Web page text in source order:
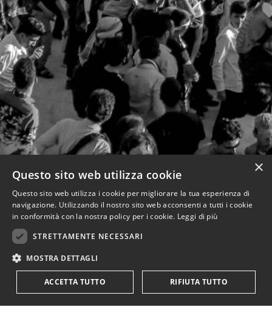
×
Questo sito web utilizza cookie
Questo sito web utilizza i cookie per migliorare la tua esperienza di
navigazione. Utilizzando il nostro sito web acconsenti a tutti i cookie
in conformità con la nostra policy per i cookie. Leggi di più
STRETTAMENTE NECESSARI
MOSTRA DETTAGLI
ACCETTA TUTTO RIFIUTA TUTTO